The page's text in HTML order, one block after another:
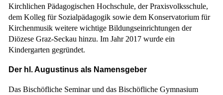
Kirchlichen Pädagogischen Hochschule, der Praxisvolksschule,
dem Kolleg für Sozialpädagogik sowie dem Konservatorium für
Kirchenmusik weitere wichtige Bildungseinrichtungen der
Diözese Graz-Seckau hinzu. Im Jahr 2017 wurde ein
Kindergarten gegründet.
Der hl. Augustinus als Namensgeber
Das Bischöfliche Seminar und das Bischöfliche Gymnasium